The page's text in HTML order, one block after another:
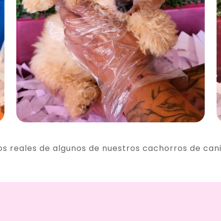
reales de algunos de nuestros cachorros de